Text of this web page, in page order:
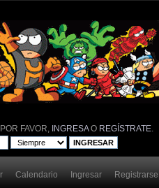
. POR FAVOR, INGRESAO REGÍSTRATE
Calendario Ingresar Registrarse